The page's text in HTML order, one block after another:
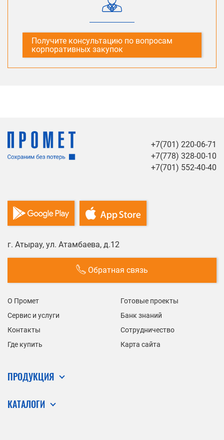
Получите консультацию по вопросам
корпоративных закупок
+7(701) 220-06-71
+7(778) 328-00-10
+7(701) 552-40-40
г. Атырау, ул. Атамбаева, д.12
Обратная связь
О Промет
Готовые проекты
Сервис и услуги
Банк знаний
Контакты
Сотрудничество
Где купить
Карта сайта
ПРОДУКЦИЯ
КАТАЛОГИ